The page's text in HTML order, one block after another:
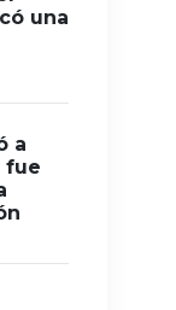
una
a
fue